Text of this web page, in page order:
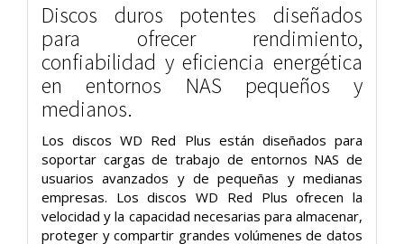
Discos duros potentes diseñados
para ofrecer rendimiento,
confiabilidad y eficiencia energética
en entornos NAS pequeños y
medianos.
Los discos WD Red Plus están diseñados para
soportar cargas de trabajo de entornos NAS de
usuarios avanzados y de pequeñas y medianas
empresas. Los discos WD Red Plus ofrecen la
velocidad y la capacidad necesarias para almacenar,
proteger y compartir grandes volúmenes de datos